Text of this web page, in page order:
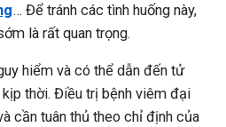
… Để tránh các tình huống này,
là rất quan trọng.
hiểm và có thể dẫn đến tử
thời. Điều trị bệnh viêm đại
cần tuân thủ theo chỉ định của